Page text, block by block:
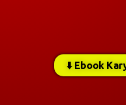
⬇️ Ebook